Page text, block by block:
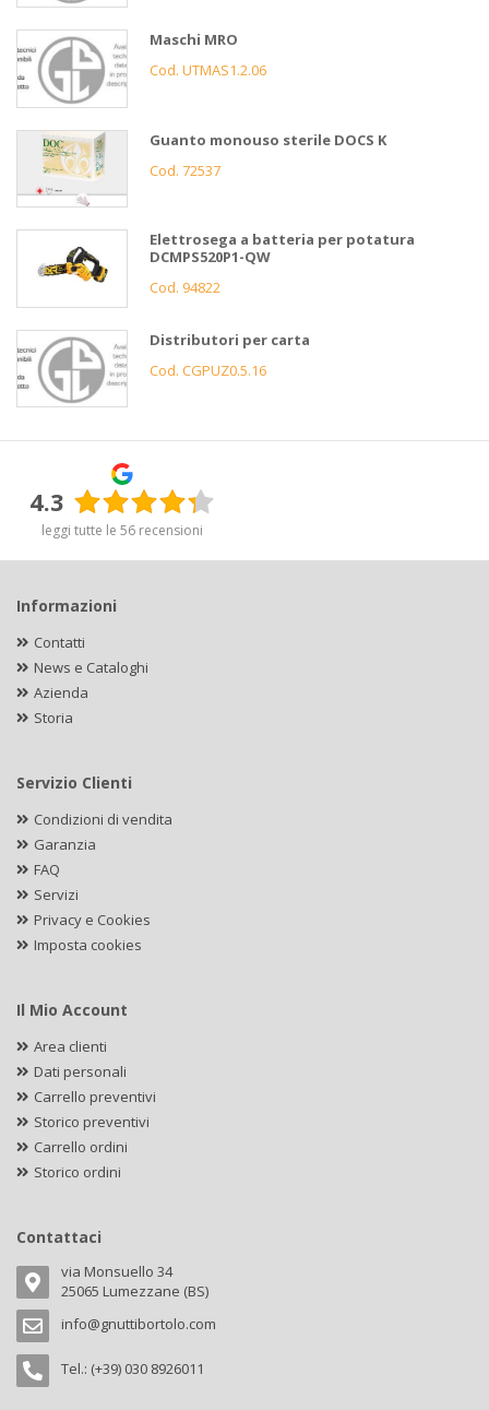
Maschi MRO
Cod. UTMAS1.2.06
Guanto monouso sterile DOCS K
Cod. 72537
Elettrosega a batteria per potatura
DCMPS520P1-QW
Cod. 94822
Distributori per carta
Cod. CGPUZ0.5.16
4.3
leggi tutte le 56 recensioni
Informazioni
Contatti
News e Cataloghi
Azienda
Storia
Servizio Clienti
Condizioni di vendita
Garanzia
FAQ
Servizi
Privacy e Cookies
Imposta cookies
Il Mio Account
Area clienti
Dati personali
Carrello preventivi
Storico preventivi
Carrello ordini
Storico ordini
Contattaci
via Monsuello 34
25065 Lumezzane (BS)
info@gnuttibortolo.com
Tel.: (+39) 030 8926011